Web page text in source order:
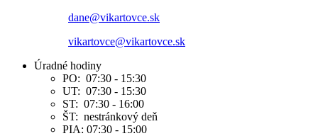
dane@vikartovce.sk
vikartovce@vikartovce.sk
Úradné hodiny
PO: 07:30 - 15:30
UT: 07:30 - 15:30
ST: 07:30 - 16:00
ŠT: nestránkový deň
PIA: 07:30 - 15:00